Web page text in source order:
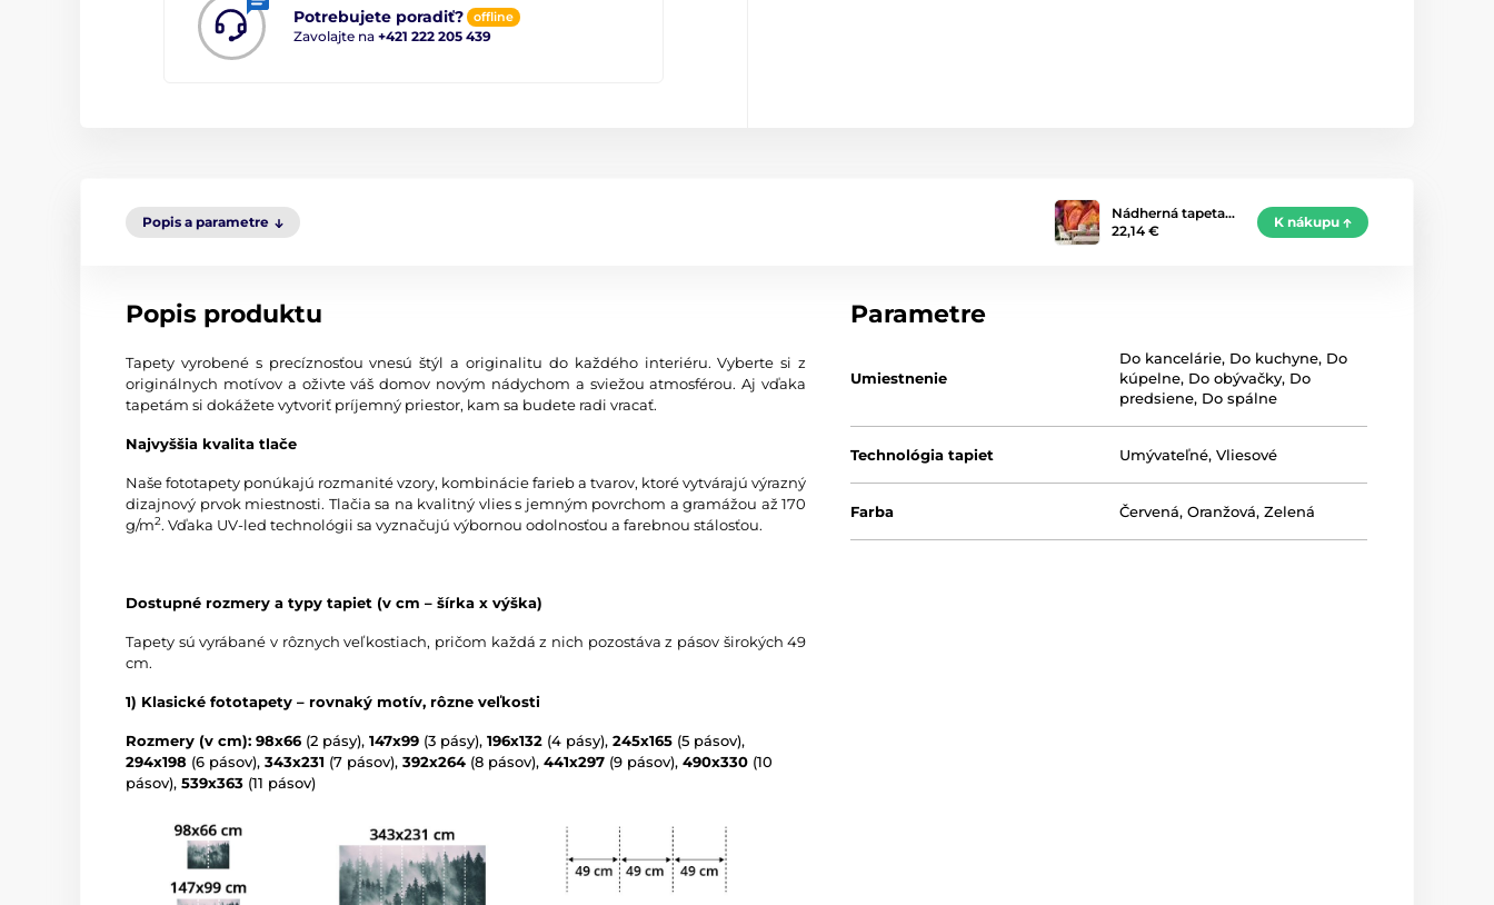
Potrebujete poradiť? offline
Zavolajte na +421 222 205 439
Popis a parametre
Nádherná tapeta…
22,14 €
K nákupu
Popis produktu
Tapety vyrobené s precíznosťou vnesú štýl a originalitu do každého interiéru. Vyberte si z
originálnych motívov a oživte váš domov novým nádychom a sviežou atmosférou. Aj vďaka
tapetám si dokážete vytvoriť príjemný priestor, kam sa budete radi vracať.
Najvyššia kvalita tlače
Naše fototapety ponúkajú rozmanité vzory, kombinácie farieb a tvarov, ktoré vytvárajú výrazný
dizajnový prvok miestnosti. Tlačia sa na kvalitný vlies s jemným povrchom a gramážou až 170
g/m2. Vďaka UV-led technológii sa vyznačujú výbornou odolnosťou a farebnou stálosťou.
Dostupné rozmery a typy tapiet (v cm – šírka x výška)
Tapety sú vyrábané v rôznych veľkostiach, pričom každá z nich pozostáva z pásov širokých 49
cm.
1) Klasické fototapety – rovnaký motív, rôzne veľkosti
Rozmery (v cm): 98x66 (2 pásy), 147x99 (3 pásy), 196x132 (4 pásy), 245x165 (5 pásov),
294x198 (6 pásov), 343x231 (7 pásov), 392x264 (8 pásov), 441x297 (9 pásov), 490x330 (10
pásov), 539x363 (11 pásov)
Parametre
Umiestnenie
Do kancelárie, Do kuchyne, Do
kúpelne, Do obývačky, Do
predsiene, Do spálne
Technológia tapiet Umývateľné,Vliesové
Farba Červená,Oranžová,Zelená